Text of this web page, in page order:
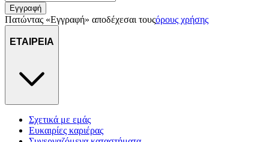
Εγγραφή
Πατώντας «Εγγραφή» αποδέχεσαι τουςόρους χρήσης
ΕΤΑΙΡΕΙΑ
Σχετικά με εμάς
Ευκαιρίες καριέρας